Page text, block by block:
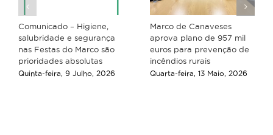
Comunicado – Higiene,
salubridade e segurança
nas Festas do Marco são
prioridades absolutas
Quinta-feira, 9 Julho, 2026
Marco de Canaveses
aprova plano de 957 mil
euros para prevenção de
incêndios rurais
Quarta-feira, 13 Maio, 2026